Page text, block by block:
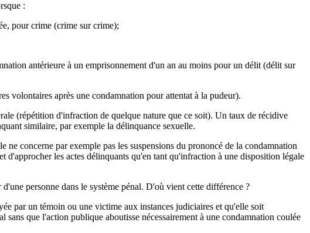
:
pour crime (crime sur crime);
antérieure à un emprisonnement d'un an au moins pour un délit (délit sur
volontaires après une condamnation pour attentat à la pudeur).
(répétition d'infraction de quelque nature que ce soit). Un taux de récidive
similaire, par exemple la délinquance sexuelle.
concerne par exemple pas les suspensions du prononcé de la condamnation
d'approcher les actes délinquants qu'en tant qu'infraction à une disposition légale
personne dans le système pénal. D'où vient cette différence ?
par un témoin ou une victime aux instances judiciaires et qu'elle soit
que l'action publique aboutisse nécessairement à une condamnation coulée